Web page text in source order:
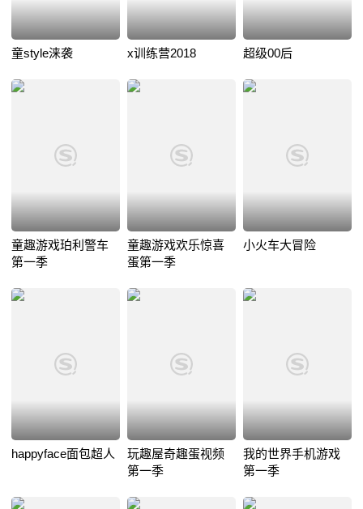
童style涞袭 x训练营2018 超级00后
童趣游戏珀利警车
第一季
童趣游戏欢乐惊喜
蛋第一季
小火车大冒险
happyface面包超人
玩趣屋奇趣蛋视频
第一季
我的世界手机游戏
第一季